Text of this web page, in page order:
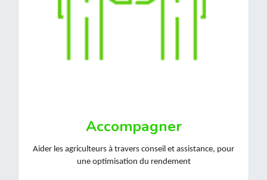
Accompagner
Aider les agriculteurs à travers conseil et assistance, pour
une optimisation du rendement